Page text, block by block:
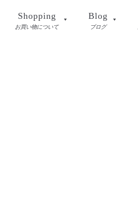
Shopping
お買い物について
Blog
ブログ